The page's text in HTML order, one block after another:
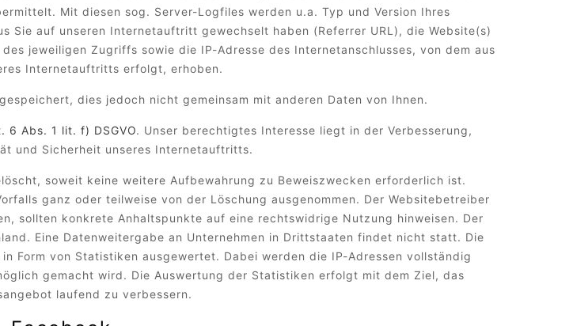
Mit diesen sog. Server-Logfiles werden u.a. Typ und Version Ihres
Sie auf unseren Internetauftritt gewechselt haben (Referrer URL), die Website(s)
jeweiligen Zugriffs sowie die IP-Adresse des Internetanschlusses, von dem aus
Internetauftritts erfolgt, erhoben.
dies jedoch nicht gemeinsam mit anderen Daten von Ihnen.
6 Abs. 1 lit. f) DSGVO. Unser berechtigtes Interesse liegt in der Verbesserung,
und Sicherheit unseres Internetauftritts.
soweit keine weitere Aufbewahrung zu Beweiszwecken erforderlich ist.
ganz oder teilweise von der Löschung ausgenommen. Der Websitebetreiber
sollten konkrete Anhaltspunkte auf eine rechtswidrige Nutzung hinweisen. Der
Eine Datenweitergabe an Unternehmen in Drittstaaten findet nicht statt. Die
Form von Statistiken ausgewertet. Dabei werden die IP-Adressen vollständig
gemacht wird. Die Auswertung der Statistiken erfolgt mit dem Ziel, das
laufend zu verbessern.